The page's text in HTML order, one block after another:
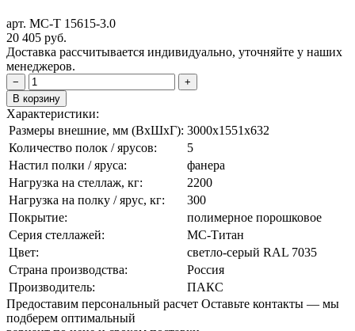
арт. МС-Т 15615-3.0
20 405 руб.
Доставка рассчитывается индивидуально, уточняйте у наших
менеджеров.
−
+
В корзину
Характеристики:
Размеры внешние, мм (ВxШxГ): 3000x1551x632
Количество полок / ярусов:
5
Настил полки / яруса:
фанера
Нагрузка на стеллаж, кг:
2200
Нагрузка на полку / ярус, кг:
300
Покрытие:
полимерное порошковое
Серия стеллажей:
МС-Титан
Цвет:
cветло-серый RAL 7035
Страна производства:
Россия
Производитель:
ПАКС
Предоставим персональный расчет Оставьте контакты — мы
подберем оптимальный